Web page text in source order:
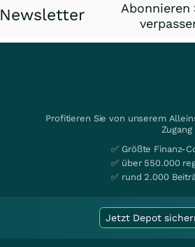
Newsletter
Abonnieren
Profitieren Sie von unserem
✅ Größte Finanz-
✅ über 550.000
✅ rund 2.000
Jetzt Depot